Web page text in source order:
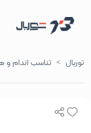
توربال تناسب اندام و